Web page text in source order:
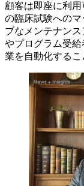
顧客は即座に利
の臨床試験への
ブなメンテナン
やプログラム受
業を自動化するこ